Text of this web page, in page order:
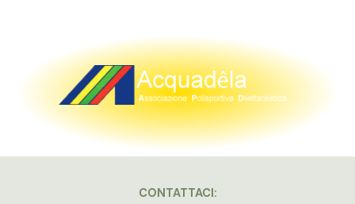
CONTATTACI: